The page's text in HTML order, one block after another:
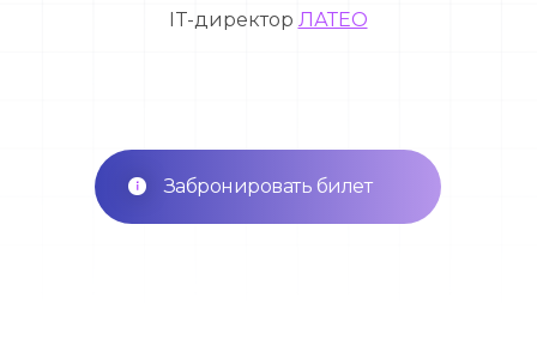
Забронировать билет
IT-директор ЛАТЕО